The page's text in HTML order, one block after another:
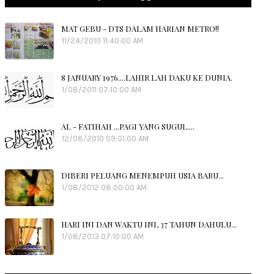
MAT GEBU - DTS DALAM HARIAN METRO!!
11/24/2010 11:40:00 AM
8 JANUARY 1976....LAHIR LAH DAKU KE DUNIA.
1/08/2011 07:10:00 AM
AL - FATIHAH ...PAGI YANG SUGUL....
12/08/2010 09:01:00 AM
DIBERI PELUANG MENEMPUH USIA BARU...
1/08/2012 08:00:00 AM
HARI INI DAN WAKTU INI, 37 TAHUN DAHULU...
1/08/2013 07:10:00 AM